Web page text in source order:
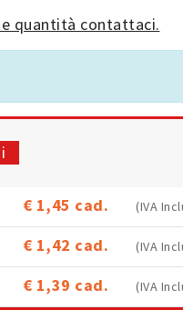
quantità contattaci.
€ 1,45 cad. (IVA
€ 1,42 cad. (IVA
€ 1,39 cad. (IVA